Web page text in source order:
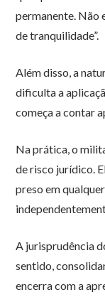
permanente. Não
de tranquilidade”.
Além disso, a
dificulta a
começa a contar
Na prática, o
de risco jurídico.
preso em
A jurisprudência
sentido,
encerra com a